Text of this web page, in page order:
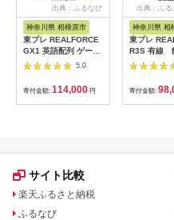
出典：ふるなび
神奈川県 相模原市
東プレ REALFORCE
GX1 英語配列 ゲーミ
ングキーボード静電容
量無接点方式 (型式：
X1UD11)｜ PC パソ
コン ゲーム 周辺機器
リアルフォース
5.0
寄付金額: 114,000 円
出典：ふる
神奈川県 相
東プレ
R3S 有線
無接点方式
（型式：
◇ ｜ PC パ
辺機器 高級
ルフォース
寄付金額:
サイト比較
楽天ふるさと納税
ふるなび